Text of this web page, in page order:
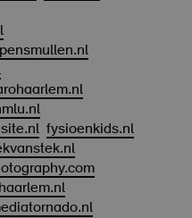
fysioenkids.nl